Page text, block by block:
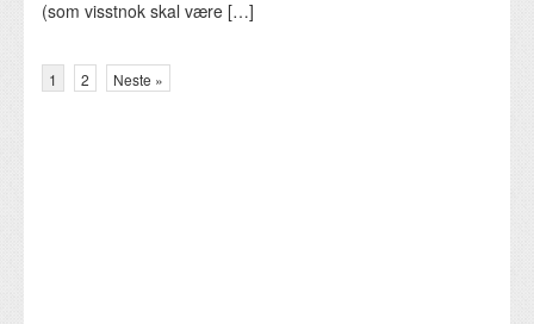
(som visstnok skal være […]
1 2 Neste »